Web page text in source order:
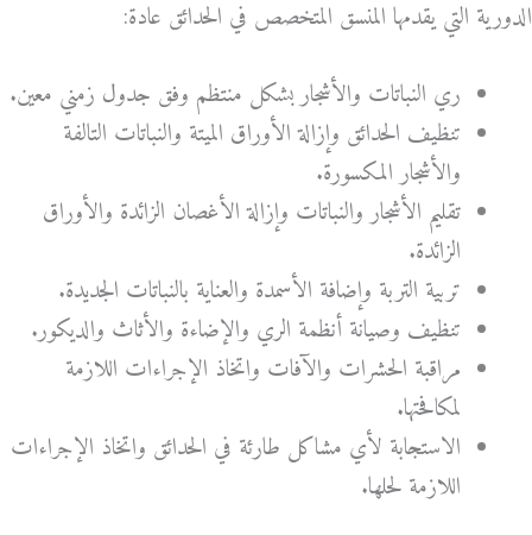
الدورية التي يقدمها المنسق المتخصص في الحدائق عادة:
ري النباتات والأشجار بشكل منتظم وفق جدول زمني معين.
تنظيف الحدائق وإزالة الأوراق الميتة والنباتات التالفة
والأشجار المكسورة.
تقليم الأشجار والنباتات وإزالة الأغصان الزائدة والأوراق
الزائدة.
تربية التربة وإضافة الأسمدة والعناية بالنباتات الجديدة.
تنظيف وصيانة أنظمة الري والإضاءة والأثاث والديكور.
مراقبة الحشرات والآفات واتخاذ الإجراءات اللازمة
لمكافحتها.
الاستجابة لأي مشاكل طارئة في الحدائق واتخاذ الإجراءات
اللازمة لحلها.